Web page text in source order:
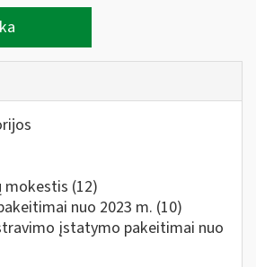
mokestis (12)
nuo 2023 m. (10)
įstatymo pakeitimai nuo